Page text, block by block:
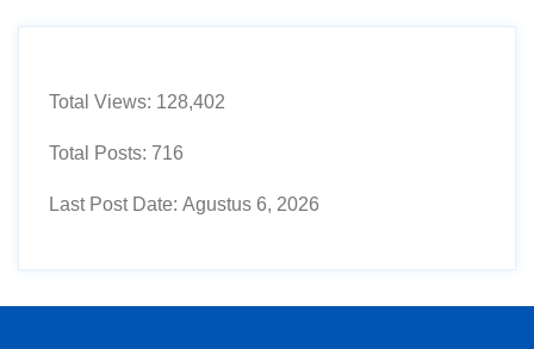
Total Views: 128,402
Total Posts: 716
Last Post Date: Agustus 6, 2026